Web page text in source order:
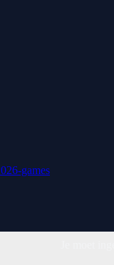
games